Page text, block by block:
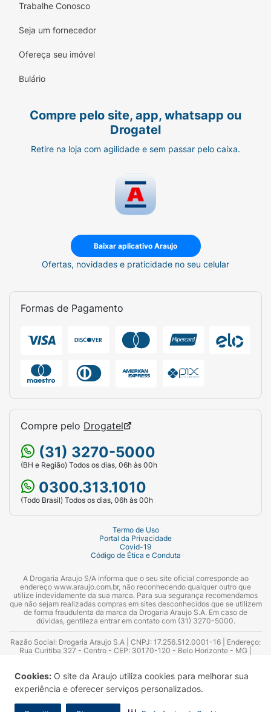
Cookies: O site da Araujo utiliza cookies para melhorar sua
experiência e oferecer serviços personalizados.
Trabalhe Conosco
Seja um fornecedor
Ofereça seu imóvel
Bulário
Compre pelo site, app, whatsapp ou
Drogatel
Retire na loja com agilidade e sem passar pelo caixa.
Baixar aplicativo Araujo
Ofertas, novidades e praticidade no seu celular
Formas de Pagamento
Compre pelo Drogatel
(31) 3270-5000
(BH e Região) Todos os dias, 06h às 00h
0300.313.1010
(Todo Brasil) Todos os dias, 06h às 00h
Termo de Uso
Portal da Privacidade
Covid-19
Código de Ética e Conduta
A Drogaria Araujo S/A informa que o seu site oficial corresponde ao
endereço www.araujo.com.br, não reconhecendo qualquer outro que
utilize indevidamente da sua marca. Para sua segurança recomendamos
que não sejam realizadas compras em sites desconhecidos que se utilizem
de forma fraudulenta da marca da Drogaria Araujo S.A. Em caso de
dúvidas, gentileza entrar em contato com (31) 3270-5000.
Razão Social: Drogaria Araujo S.A | CNPJ: 17.256.512.0001-16 | Endereço:
Rua Curitiba 327 - Centro - CEP: 30170-120 - Belo Horizonte - MG |
Azevedo Guimarães – CRF 10.965 | Yasmin Silva Alvarenga – CRF 52.584 -
Consultor substituto: Thiago Aguiar Pinheiro - CRF Nº 13.748. Alvará
Sanitário: 2025020713 | Autorização de Funcionamento da Empresa (AFE):